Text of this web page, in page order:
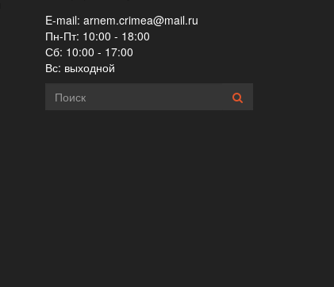
E-mail: arnem.crimea@mail.ru
Пн-Пт: 10:00 - 18:00
Сб: 10:00 - 17:00
Вс: выходной